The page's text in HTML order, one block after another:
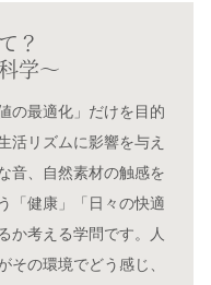
？
学～
の最適化」だけを目的
活リズムに影響を与え
音、自然素材の触感を
「健康」「日々の快適
か考える学問です。人
その環境でどう感じ、